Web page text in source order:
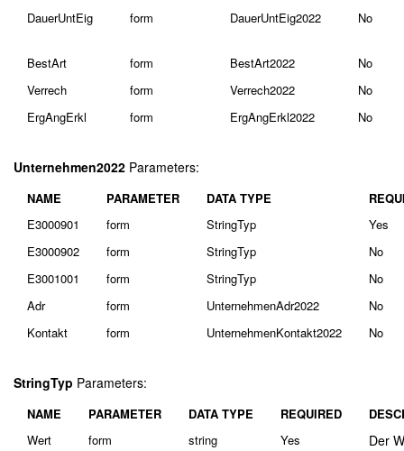
DauerUntEig
form DauerUntEig2022 No
BestArt form BestArt2022
No
Verrech
form Verrech2022
No
ErgAngErkl
form ErgAngErkl2022 No
Unternehmen2022 Parameters:
NAME PARAMETER DATA TYPE
E3000901
form StringTyp
Yes
E3000902
form StringTyp
No
E3001001
form StringTyp
No
Adr
form UnternehmenAdr2022
No
Kontakt
form UnternehmenKontakt2022 No
StringTyp Parameters:
NAME PARAMETER DATA TYPE REQUIRED
Wert
form string Yes Der